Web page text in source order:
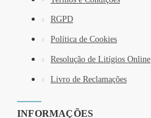
RGPD
Política de Cookies
Resolução de Litígios Online
Livro de Reclamações
INFORMAÇÕES